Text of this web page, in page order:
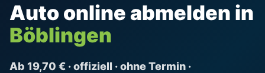
Auto online abmelden in
Böblingen
Ab 19,70 € · offiziell · ohne Termin ·